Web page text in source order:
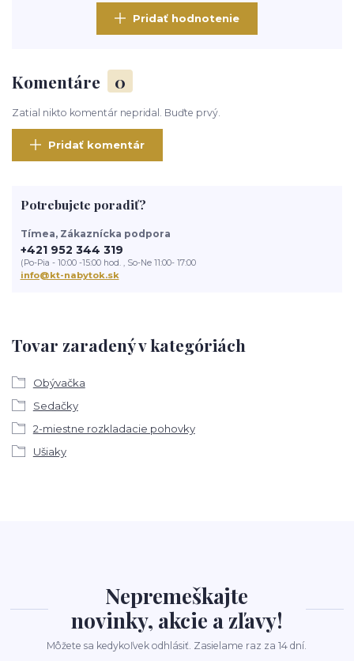
Pridať hodnotenie
Komentáre 0
Zatial nikto komentár nepridal. Buďte prvý.
Pridať komentár
Tovar zaradený v kategóriách
Obývačka
Sedačky
2-miestne rozkladacie pohovky
Ušiaky
Potrebujete poradiť?
Tímea, Zákaznícka podpora
+421 952 344 319
(Po-Pia - 10:00 -15:00 hod. , So-Ne 11:00- 17:00
info@kt-nabytok.sk
Nepremeškajte
novinky, akcie a zľavy!
Môžete sa kedykoľvek odhlásiť. Zasielame raz za 14 dní.